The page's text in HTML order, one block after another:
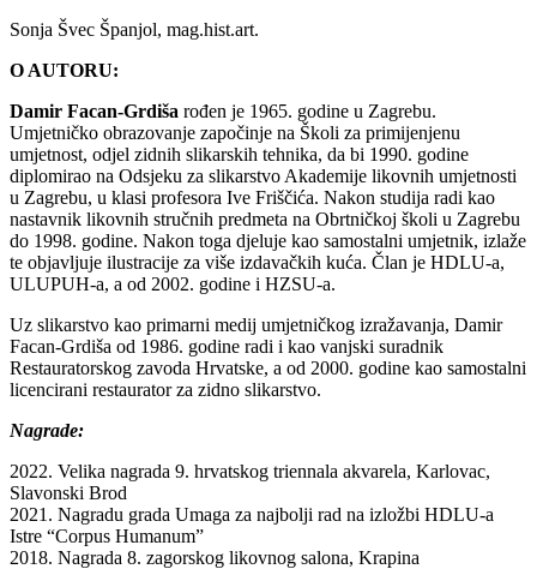
Sonja Švec Španjol, mag.hist.art.
O AUTORU:
Damir Facan-Grdiša rođen je 1965. godine u Zagrebu.
Umjetničko obrazovanje započinje na Školi za primijenjenu
umjetnost, odjel zidnih slikarskih tehnika, da bi 1990. godine
diplomirao na Odsjeku za slikarstvo Akademije likovnih umjetnosti
u Zagrebu, u klasi profesora Ive Friščića. Nakon studija radi kao
nastavnik likovnih stručnih predmeta na Obrtničkoj školi u Zagrebu
do 1998. godine. Nakon toga djeluje kao samostalni umjetnik, izlaže
te objavljuje ilustracije za više izdavačkih kuća. Član je HDLU-a,
ULUPUH-a, a od 2002. godine i HZSU-a.
Uz slikarstvo kao primarni medij umjetničkog izražavanja, Damir
Facan-Grdiša od 1986. godine radi i kao vanjski suradnik
Restauratorskog zavoda Hrvatske, a od 2000. godine kao samostalni
licencirani restaurator za zidno slikarstvo.
Nagrade:
2022. Velika nagrada 9. hrvatskog triennala akvarela, Karlovac,
Slavonski Brod
2021. Nagradu grada Umaga za najbolji rad na izložbi HDLU-a
Istre “Corpus Humanum”
2018. Nagrada 8. zagorskog likovnog salona, Krapina